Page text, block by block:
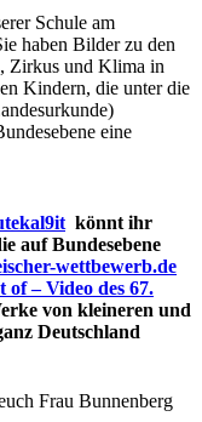
Schule am
haben Bilder zu den
Zirkus und Klima in
Kindern, die unter die
eine
könnt ihr
auf Bundesebene
wettbewerb.de
– Video des 67.
von kleineren und
Deutschland
Frau Bunnenberg